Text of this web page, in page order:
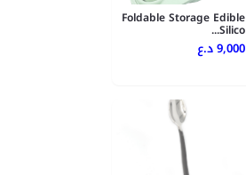
Foldable Storage Edible
Silico...
9,000 د.ع